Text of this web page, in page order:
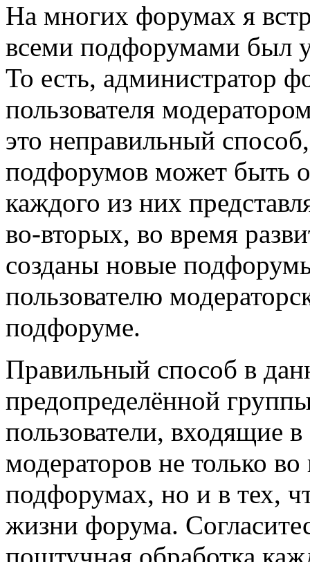
На многих форумах я
всеми подфорумами был
То есть, администратор
пользователя
это неправильный
подфорумов может быть
каждого из них
во-вторых, во время
созданы новые
пользователю
подфоруме.
Правильный способ в
предопределённой
пользователи, входящие
модераторов не только
подфорумах, но и в тех,
жизни форума.